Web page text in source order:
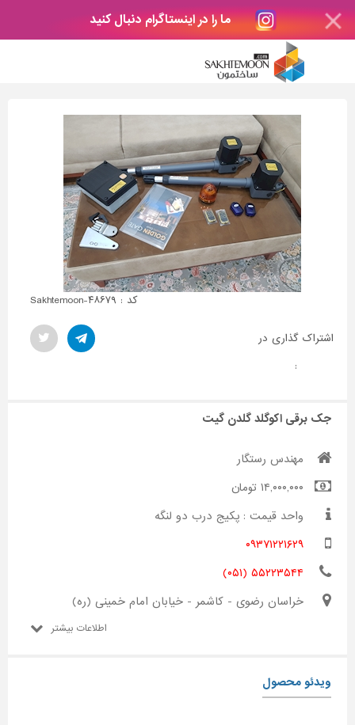
ما را در اینستاگرام دنبال کنید
کد : Sakhtemoon-۴۸۶۷۹
اشتراک گذاری در
:
جک برقی اکوگلد گلدن گیت
مهندس رستگار
۱۴,۰۰۰,۰۰۰ تومان
واحد قیمت : پکیج درب دو لنگه
۰۹۳۷۱۲۲۱۶۲۹
۵۵۲۲۳۵۴۴ (۰۵۱)
خراسان رضوی - کاشمر - خیابان امام خمینی (ره)
اطلاعات بیشتر
ویدئو محصول